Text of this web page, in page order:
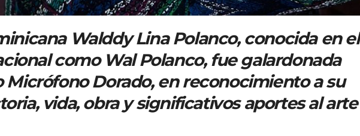
Walddy Lina Polanco, conocida en el
como Wal Polanco, fue galardonada
Micrófono Dorado, en reconocimiento a su
vida, obra y significativos aportes al arte